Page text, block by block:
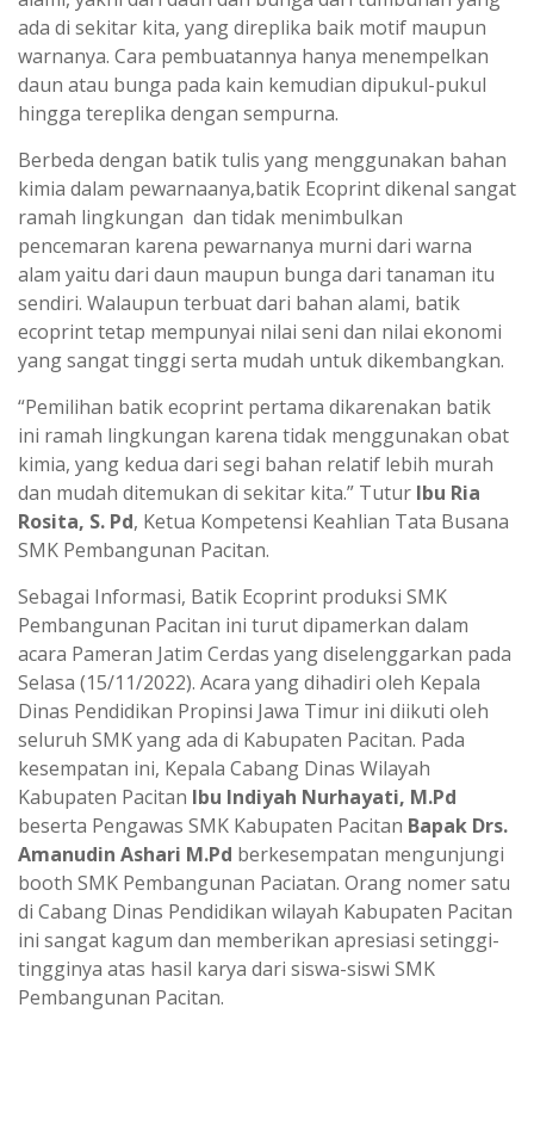
ada di sekitar kita, yang direplika baik motif maupun
warnanya. Cara pembuatannya hanya menempelkan
daun atau bunga pada kain kemudian dipukul-pukul
hingga tereplika dengan sempurna.
Berbeda dengan batik tulis yang menggunakan bahan
kimia dalam pewarnaanya,batik Ecoprint dikenal sangat
ramah lingkungan dan tidak menimbulkan
pencemaran karena pewarnanya murni dari warna
alam yaitu dari daun maupun bunga dari tanaman itu
sendiri. Walaupun terbuat dari bahan alami, batik
ecoprint tetap mempunyai nilai seni dan nilai ekonomi
yang sangat tinggi serta mudah untuk dikembangkan.
“Pemilihan batik ecoprint pertama dikarenakan batik
ini ramah lingkungan karena tidak menggunakan obat
kimia, yang kedua dari segi bahan relatif lebih murah
dan mudah ditemukan di sekitar kita.” Tutur Ibu Ria
Rosita, S. Pd, Ketua Kompetensi Keahlian Tata Busana
SMK Pembangunan Pacitan.
Sebagai Informasi, Batik Ecoprint produksi SMK
Pembangunan Pacitan ini turut dipamerkan dalam
acara Pameran Jatim Cerdas yang diselenggarkan pada
Selasa (15/11/2022). Acara yang dihadiri oleh Kepala
Dinas Pendidikan Propinsi Jawa Timur ini diikuti oleh
seluruh SMK yang ada di Kabupaten Pacitan. Pada
kesempatan ini, Kepala Cabang Dinas Wilayah
Kabupaten Pacitan Ibu Indiyah Nurhayati, M.Pd
beserta Pengawas SMK Kabupaten Pacitan Bapak Drs.
Amanudin Ashari M.Pd berkesempatan mengunjungi
booth SMK Pembangunan Paciatan. Orang nomer satu
di Cabang Dinas Pendidikan wilayah Kabupaten Pacitan
ini sangat kagum dan memberikan apresiasi setinggi-
tingginya atas hasil karya dari siswa-siswi SMK
Pembangunan Pacitan.